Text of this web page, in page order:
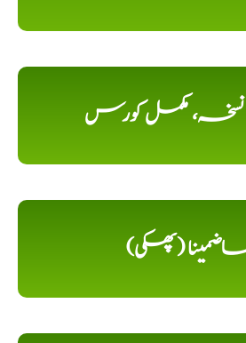
نسخہ، مکمل کورس
ھاضمینا (پھکی)